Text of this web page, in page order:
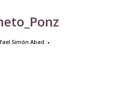
Simón Abad